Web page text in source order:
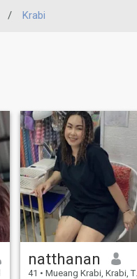
/ Krabi
natthanan
41 • Mueang Krabi, Krabi, Thailand